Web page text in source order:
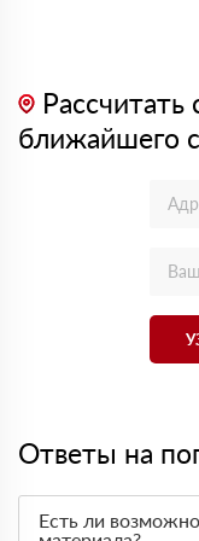
Рассчитать
ближайшего
Ответы на
Есть ли